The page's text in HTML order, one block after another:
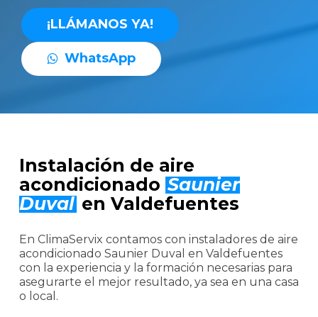
¡LLÁMANOS YA!
WhatsApp
Instalación de aire
acondicionado Saunier
Duval en Valdefuentes
En ClimaServix contamos con instaladores de aire
acondicionado Saunier Duval en Valdefuentes
con la experiencia y la formación necesarias para
asegurarte el mejor resultado, ya sea en una casa
o local.